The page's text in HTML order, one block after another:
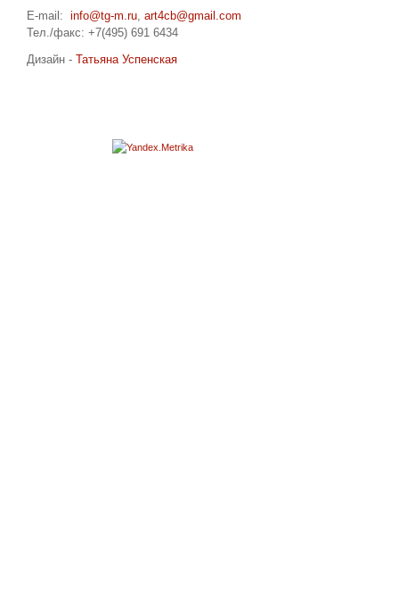
E-mail: info@tg-m.ru, art4cb@gmail.com
Тел./факс: +7(495) 691 6434
Дизайн - Татьяна Успенская